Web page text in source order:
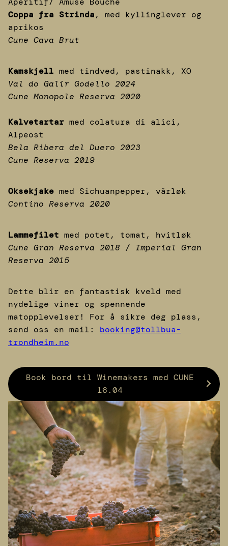
Coppa fra Strinda, med kyllinglever og
aprikos
Cune Cava Brut
Kamskjell med tindved, pastinakk, XO
Val do Galir Godello 2024
Cune Monopole Reserva 2020
Kalvetartar med colatura di alici,
Alpeost
Bela Ribera del Duero 2023
Cune Reserva 2019
Oksekjake med Sichuanpepper, vårløk
Contino Reserva 2020
Lammefilet med potet, tomat, hvitløk
Cune Gran Reserva 2018 / Imperial Gran
Reserva 2015
Dette blir en fantastisk kveld med
nydelige viner og spennende
matopplevelser! For å sikre deg plass,
send oss en mail: booking@tollbua-
trondheim.no
Book bord til Winemakers med CUNE
16.04